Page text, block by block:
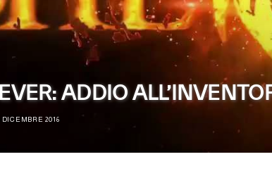
ADDIO
DICEMBRE 2016